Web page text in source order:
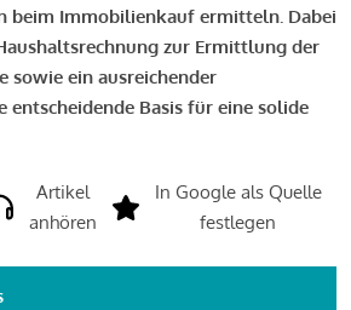
beim Immobilienkauf ermitteln. Dabei
zur Ermittlung der
sowie ein ausreichender
entscheidende Basis für eine solide
Artikel
anhören
In Google als Quelle
festlegen